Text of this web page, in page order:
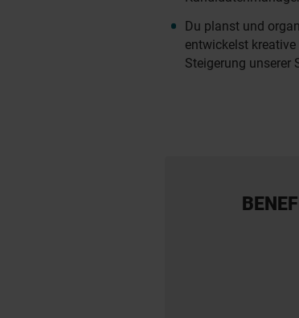
Du planst und
entwickelst
Steigerung unserer